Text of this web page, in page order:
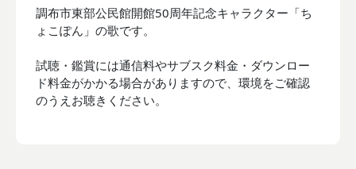
調布市東部公民館開館50周年記念キャラクター「ち
ょこぽん」の歌です。
試聴・鑑賞には通信料やサブスク料金・ダウンロー
ド料金がかかる場合がありますので、環境をご確認
のうえお聴きください。